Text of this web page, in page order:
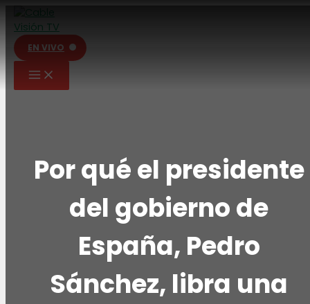
contenido
EN VIVO
Por qué el presidente
del gobierno de
España, Pedro
Sánchez, libra una